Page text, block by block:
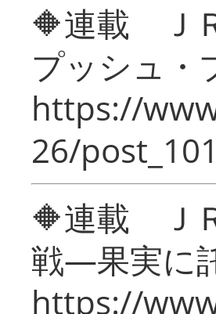
🔶連載 Ｊ
プッシュ・
https://
26/
🔶連載 Ｊ
戦―果実に
https://